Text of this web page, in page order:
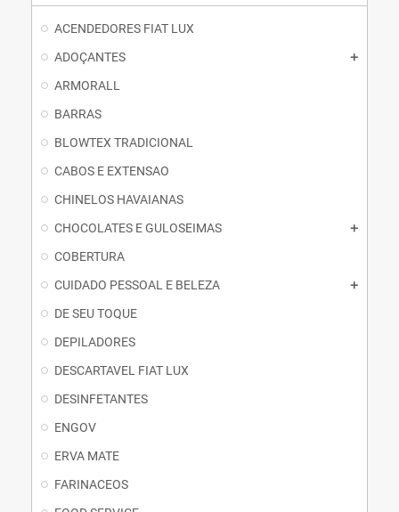
ACENDEDORES FIAT LUX
ADOÇANTES
ARMORALL
BARRAS
BLOWTEX TRADICIONAL
CABOS E EXTENSAO
CHINELOS HAVAIANAS
CHOCOLATES E GULOSEIMAS
COBERTURA
CUIDADO PESSOAL E BELEZA
DE SEU TOQUE
DEPILADORES
DESCARTAVEL FIAT LUX
DESINFETANTES
ENGOV
ERVA MATE
FARINACEOS